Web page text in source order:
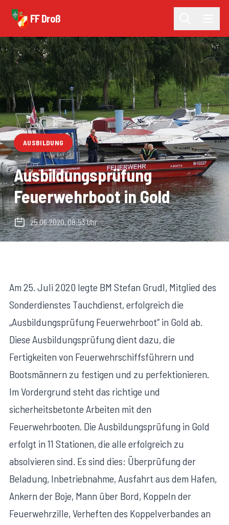
FF Droß
AUSBILDUNG
Ausbildungsprüfung
Feuerwehrboot in Gold
25.06.2020, 08:53 Uhr
Am 25. Juli 2020 legte BM Stefan Grudl, Mitglied des
Sonderdienstes Tauchdienst, erfolgreich die
„Ausbildungsprüfung Feuerwehrboot“ in Gold ab.
Diese Ausbildungsprüfung dient dazu, die
Fertigkeiten von Feuerwehrschiffsführern und
Bootsmännern zu festigen und zu perfektionieren.
Im Vordergrund steht das richtige und
sicherheitsbetonte Arbeiten mit den
Feuerwehrbooten. Die Ausbildungsprüfung in Gold
erfolgt in 11 Stationen, die alle erfolgreich zu
absolvieren sind. Es sind dies: Überprüfung der
Beladung, Inbetriebnahme, Ausfahrt aus dem Hafen,
Ankern der Boje, Mann über Bord, Koppeln der
Feuerwehrzille, Verheften des Koppelverbandes an